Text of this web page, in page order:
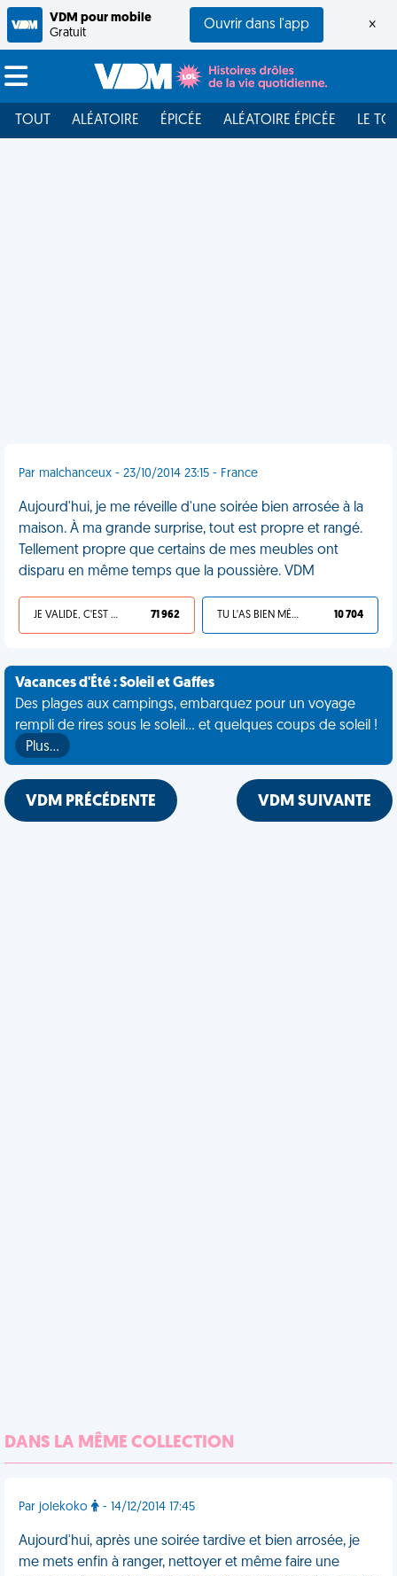
VDM pour mobile
Gratuit
Ouvrir dans l'app ×
TOUT ALÉATOIRE ÉPICÉE ALÉATOIRE ÉPICÉE LE
Par malchanceux - 23/10/2014 23:15 - France
Aujourd'hui, je me réveille d'une soirée bien arrosée à la
maison. À ma grande surprise, tout est propre et rangé.
Tellement propre que certains de mes meubles ont
disparu en même temps que la poussière. VDM
JE VALIDE, C'EST UNE VDM 71 962 TU L'AS BIEN MÉRITÉ 10 704
Vacances d'Été : Soleil et Gaffes
Des plages aux campings, embarquez pour un voyage
rempli de rires sous le soleil... et quelques coups de soleil !
Plus…
VDM PRÉCÉDENTE VDM SUIVANTE
DANS LA MÊME COLLECTION
Par jolekoko - 14/12/2014 17:45
Aujourd'hui, après une soirée tardive et bien arrosée, je
me mets enfin à ranger, nettoyer et même faire une